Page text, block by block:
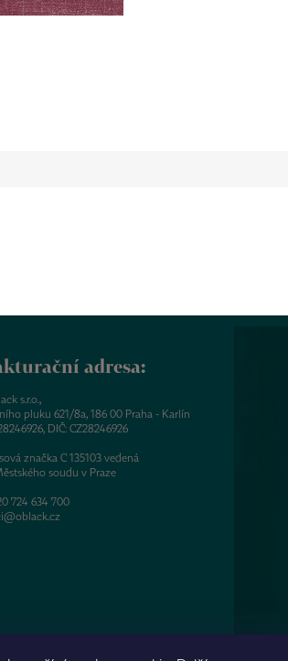
adresa:
s.r.o.,
pluku 621/8a, 186 00 Praha - Karlín
DIČ: CZ28246926
značka C 135103 vedená
soudu v Praze
724 634 700